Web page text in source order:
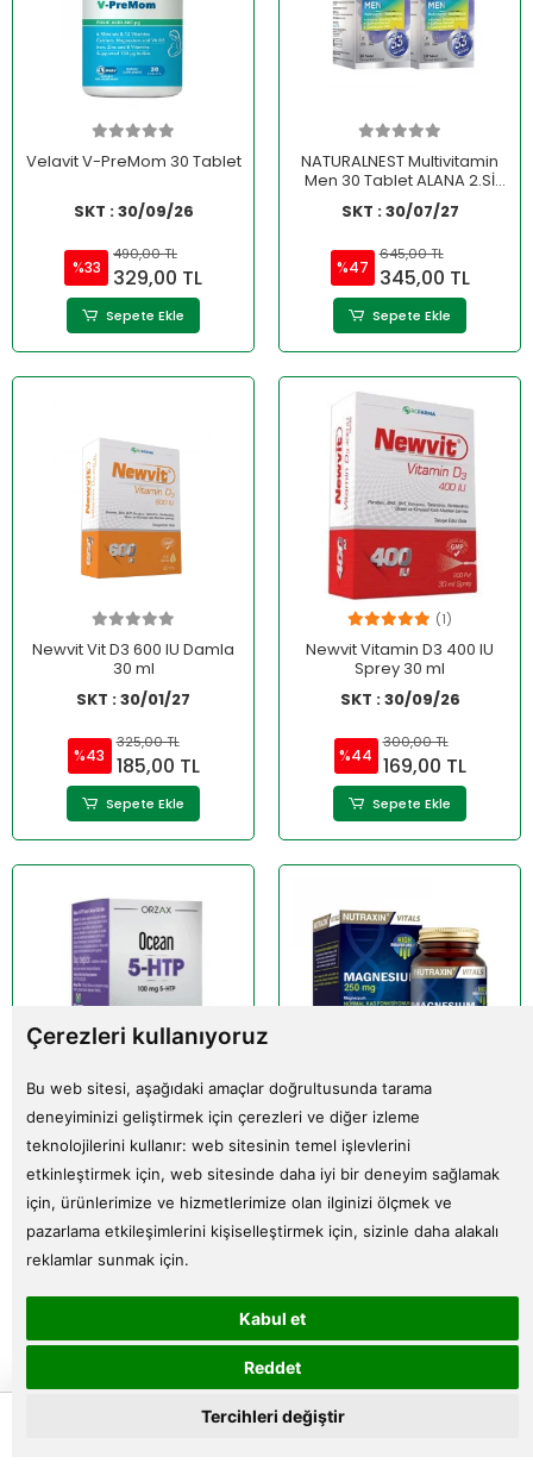
Çerezleri kullanıyoruz
Bu web sitesi, aşağıdaki amaçlar doğrultusunda tarama
deneyiminizi geliştirmek için çerezleri ve diğer izleme
teknolojilerini kullanır: web sitesinin temel işlevlerini
etkinleştirmek için, web sitesinde daha iyi bir deneyim sağlamak
için, ürünlerimize ve hizmetlerimize olan ilginizi ölçmek ve
pazarlama etkileşimlerini kişiselleştirmek için, sizinle daha alakalı
reklamlar sunmak için.
Kabul et
Reddet
Tercihleri değiştir
Velavit V-PreMom 30 Tablet
SKT : 30/09/26
%33
490,00 TL
329,00 TL
Sepete Ekle
NATURALNEST Multivitamin
Men 30 Tablet ALANA 2.Sİ
%50 İNDİRİMLİ
SKT : 30/07/27
%47
645,00 TL
345,00 TL
Sepete Ekle
Newvit Vit D3 600 IU Damla
30 ml
SKT : 30/01/27
%43
325,00 TL
185,00 TL
Sepete Ekle
(1)
Newvit Vitamin D3 400 IU
Sprey 30 ml
SKT : 30/09/26
%44
300,00 TL
169,00 TL
Sepete Ekle
Ocean 5-HTP 100 mg 30
Kapsül
SKT : 30/08/26
%41
499,00 TL
294,00 TL
Nutraxin Magnezyum 250
mg 60 Tablet
SKT : 30/12/28
%43
480,00 TL
0